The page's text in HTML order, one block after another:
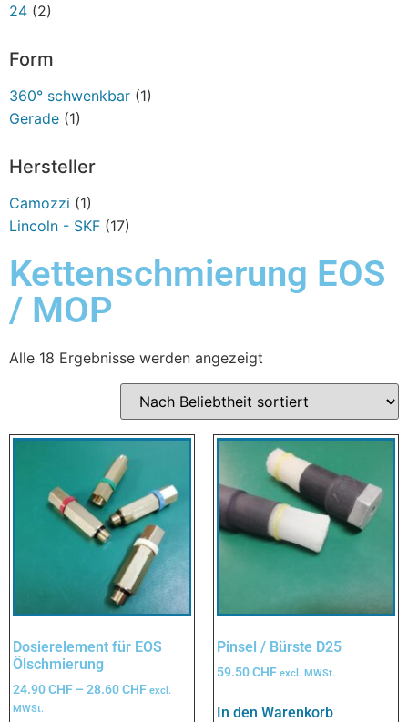
24 (2)
Form
360° schwenkbar (1)
Gerade (1)
Hersteller
Camozzi (1)
Lincoln - SKF (17)
Kettenschmierung EOS
/ MOP
Alle 18 Ergebnisse werden angezeigt
Dosierelement für EOS
Ölschmierung
24.90CHF – 28.60CHF excl.
MWSt.
Pinsel / Bürste D25
59.50CHF excl. MWSt.
In den Warenkorb